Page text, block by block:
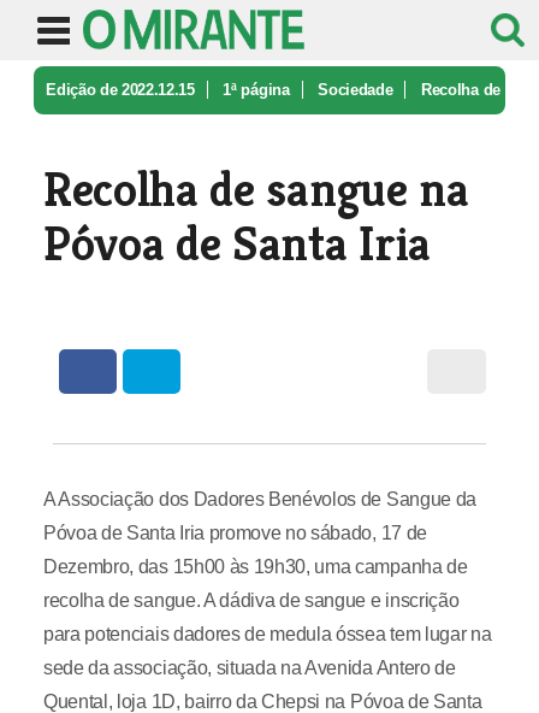
Edição de 2022.12.15 1ª página Sociedade Recolha de
Recolha de sangue na
Póvoa de Santa Iria
A Associação dos Dadores Benévolos de Sangue da
Póvoa de Santa Iria promove no sábado, 17 de
Dezembro, das 15h00 às 19h30, uma campanha de
recolha de sangue. A dádiva de sangue e inscrição
para potenciais dadores de medula óssea tem lugar na
sede da associação, situada na Avenida Antero de
Quental, loja 1D, bairro da Chepsi na Póvoa de Santa